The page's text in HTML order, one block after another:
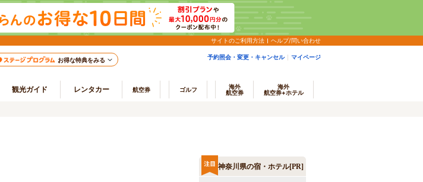
サイトのご利用方法 ヘルプ/問い合わせ
お得な特典をみる 予約照会・変更・キャンセル マイページ
観光ガイド レンタカー 航空券 ゴルフ
海外
航空券
海外
航空券+ホテル
神奈川県の宿・ホテル[PR]